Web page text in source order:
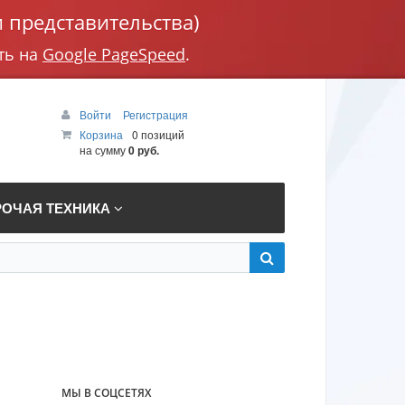
на Google PageSpeed.
Войти
Регистрация
Корзина
0 позиций
на сумму0 руб.
ТЕХНИКА
МЫ В СОЦСЕТЯХ